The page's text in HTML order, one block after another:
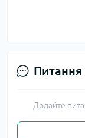
Питання
Додайте